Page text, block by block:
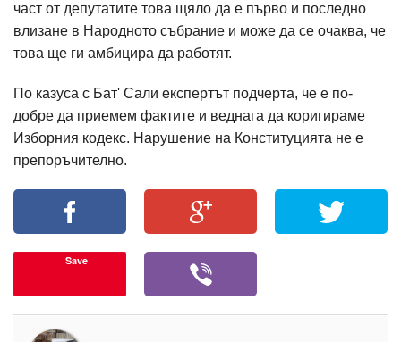
част от депутатите това щяло да е първо и последно
влизане в Народното събрание и може да се очаква, че
това ще ги амбицира да работят.
По казуса с Бат' Сали експертът подчерта, че е по-
добре да приемем фактите и веднага да коригираме
Изборния кодекс. Нарушение на Конституцията не е
препоръчително.
Save